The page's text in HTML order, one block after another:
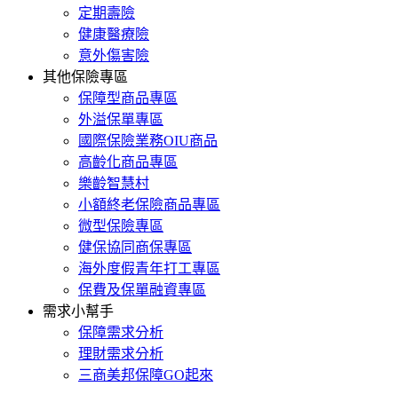
定期壽險
健康醫療險
意外傷害險
其他保險專區
保障型商品專區
外溢保單專區
國際保險業務OIU商品
高齡化商品專區
樂齡智慧村
小額終老保險商品專區
微型保險專區
健保協同商保專區
海外度假青年打工專區
保費及保單融資專區
需求小幫手
保障需求分析
理財需求分析
三商美邦保障GO起來